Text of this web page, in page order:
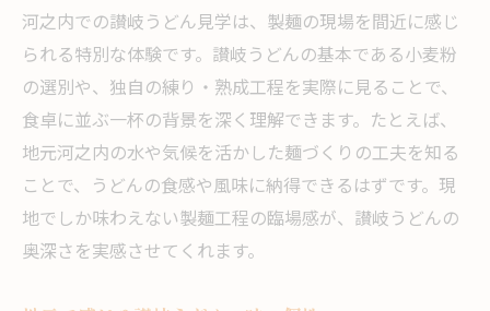
河之内での讃岐うどん見学は、製麺の現場を間近に感じ
られる特別な体験です。讃岐うどんの基本である小麦粉
の選別や、独自の練り・熟成工程を実際に見ることで、
食卓に並ぶ一杯の背景を深く理解できます。たとえば、
地元河之内の水や気候を活かした麺づくりの工夫を知る
ことで、うどんの食感や風味に納得できるはずです。現
地でしか味わえない製麺工程の臨場感が、讃岐うどんの
奥深さを実感させてくれます。